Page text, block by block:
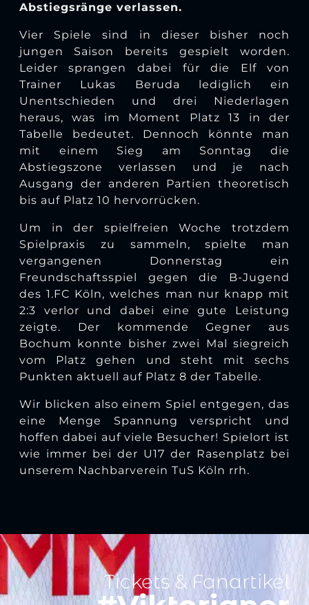
Abstiegsränge verlassen.
Vier Spiele sind in dieser bisher noch
jungen Saison bereits gespielt worden.
Leider sprangen dabei für die Elf von
Trainer Lukas Beruda lediglich ein
Unentschieden und drei Niederlagen
heraus, was im Moment Platz 13 in der
Tabelle bedeutet. Dennoch könnte man
mit einem Sieg am Sonntag die
Abstiegszone verlassen und je nach
Ausgang der anderen Partien theoretisch
bis auf Platz 10 hervorrücken.
Um in der spielfreien Woche trotzdem
Spielpraxis zu sammeln, spielte man
vergangenen Donnerstag ein
Freundschaftsspiel gegen die B-Jugend
des 1.FC Köln, welches man nur knapp mit
2:3 verlor und dabei eine gute Leistung
zeigte. Der kommende Gegner aus
Bochum konnte bisher zwei Mal siegreich
vom Platz gehen und steht mit sechs
Punkten aktuell auf Platz 8 der Tabelle.
Wir blicken also einem Spiel entgegen, das
eine Menge Spannung verspricht und
hoffen dabei auf viele Besucher! Spielort ist
wie immer bei der U17 der Rasenplatz bei
unserem Nachbarverein TuS Köln rrh.
Tickets & Fanartikel